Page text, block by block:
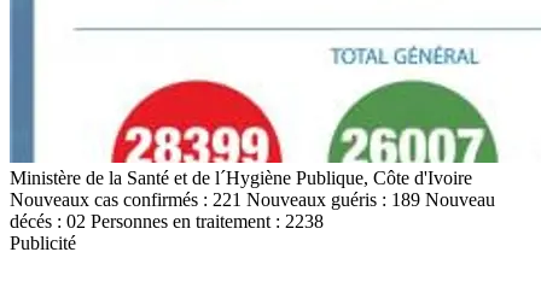
Ministère de la Santé et de l´Hygiène Publique, Côte d'Ivoire
Nouveaux cas confirmés : 221 Nouveaux guéris : 189 Nouveau
décés : 02 Personnes en traitement : 2238
Publicité